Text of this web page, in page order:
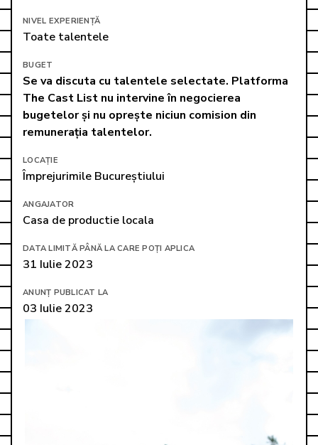
NIVEL EXPERIENȚĂ
Toate talentele
BUGET
Se va discuta cu talentele selectate. Platforma
The Cast List nu intervine în negocierea
bugetelor și nu oprește niciun comision din
remunerația talentelor.
LOCAȚIE
Împrejurimile Bucureștiului
ANGAJATOR
Casa de productie locala
DATA LIMITĂ PÂNĂ LA CARE POȚI APLICA
31 Iulie 2023
ANUNȚ PUBLICAT LA
03 Iulie 2023